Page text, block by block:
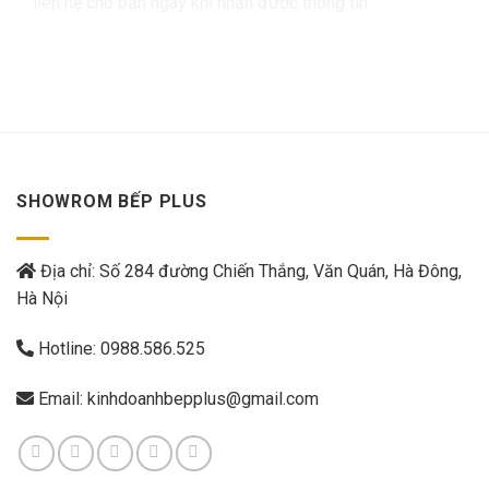
SHOWROM BẾP PLUS
Địa chỉ: Số 284 đường Chiến Thắng, Văn Quán, Hà Đông,
Hà Nội
Hotline: 0988.586.525
Email: kinhdoanhbepplus@gmail.com